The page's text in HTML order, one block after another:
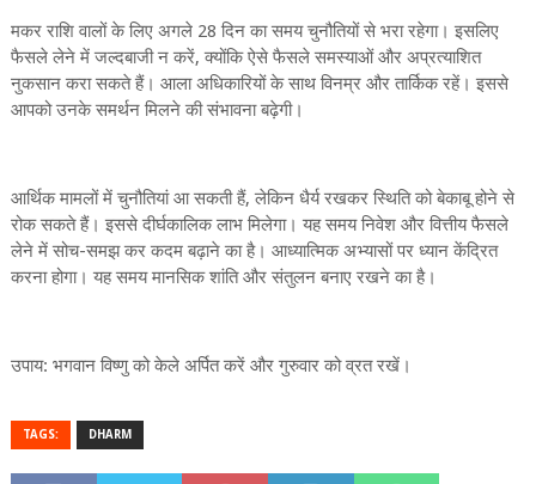
मकर राशि वालों के लिए अगले 28 दिन का समय चुनौतियों से भरा रहेगा। इसलिए
फैसले लेने में जल्दबाजी न करें, क्योंकि ऐसे फैसले समस्याओं और अप्रत्याशित
नुकसान करा सकते हैं। आला अधिकारियों के साथ विनम्र और तार्किक रहें। इससे
आपको उनके समर्थन मिलने की संभावना बढ़ेगी।
आर्थिक मामलों में चुनौतियां आ सकती हैं, लेकिन धैर्य रखकर स्थिति को बेकाबू होने से
रोक सकते हैं। इससे दीर्घकालिक लाभ मिलेगा। यह समय निवेश और वित्तीय फैसले
लेने में सोच-समझ कर कदम बढ़ाने का है। आध्यात्मिक अभ्यासों पर ध्यान केंद्रित
करना होगा। यह समय मानसिक शांति और संतुलन बनाए रखने का है।
उपाय: भगवान विष्णु को केले अर्पित करें और गुरुवार को व्रत रखें।
TAGS: DHARM